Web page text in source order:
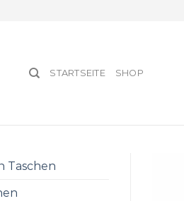
STARTSEITE SHOP
Taschen